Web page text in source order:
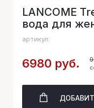
LANCOME
вода для
артикул:
6980 руб.